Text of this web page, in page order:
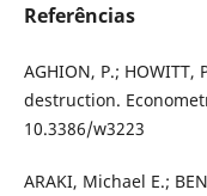
Referências
AGHION, P.;
destruction.
10.3386/w3223
ARAKI, Michael E.;